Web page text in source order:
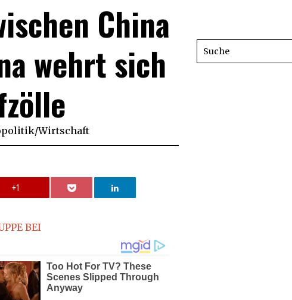
China
wehrt sich
/Wirtschaft
+1
BEI